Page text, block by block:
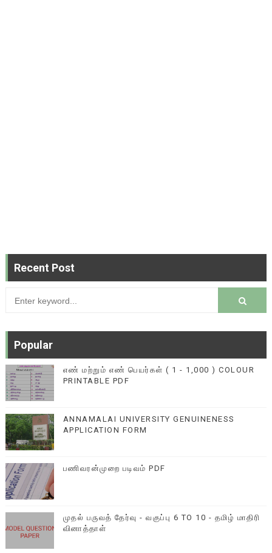
Recent Post
Popular
எண் மற்றும் எண் பெயர்கள் ( 1 - 1,000 ) COLOUR
PRINTABLE PDF
ANNAMALAI UNIVERSITY GENUINENESS
APPLICATION FORM
பணிவரன்முறை படிவம் PDF
முதல் பருவத் தேர்வு - வகுப்பு 6 TO 10 - தமிழ் மாதிரி
வினாத்தாள்